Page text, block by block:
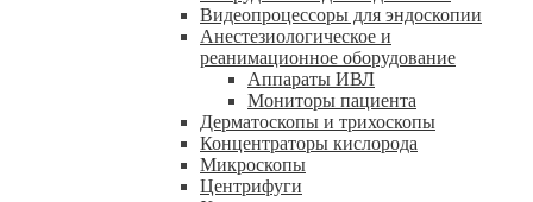
Видеопроцессоры для эндоскопии
Анестезиологическое и
реанимационное оборудование
Аппараты ИВЛ
Мониторы пациента
Дерматоскопы и трихоскопы
Концентраторы кислорода
Микроскопы
Центрифуги